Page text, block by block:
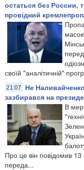
остаться без России,
провідний
своїй "аналітичній"
21:07
Не
зазбирався на
В
Про це він повідомив 13
переда...